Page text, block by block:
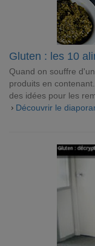
Gluten : les 10
Quand on souffre
produits en
des idées pour les
Découvrir le